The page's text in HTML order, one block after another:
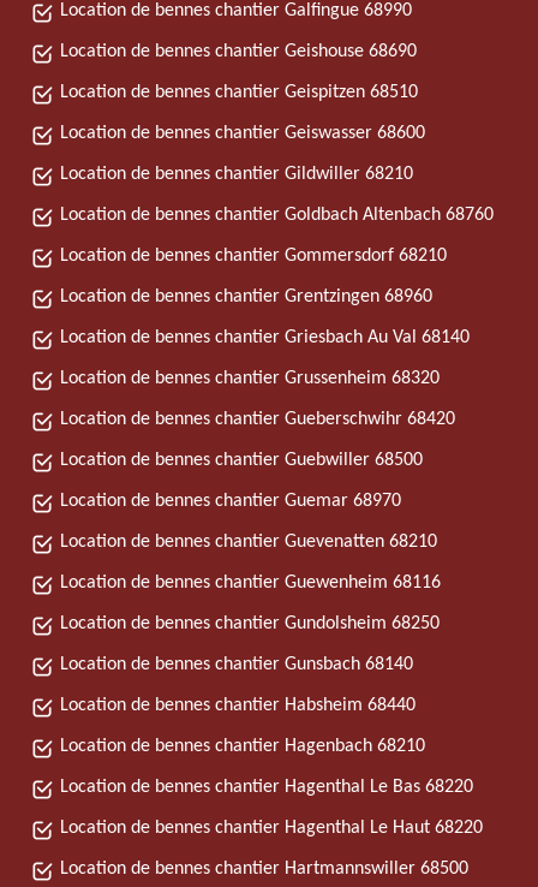
Location de bennes chantier Galfingue 68990
Location de bennes chantier Geishouse 68690
Location de bennes chantier Geispitzen 68510
Location de bennes chantier Geiswasser 68600
Location de bennes chantier Gildwiller 68210
Location de bennes chantier Goldbach Altenbach 68760
Location de bennes chantier Gommersdorf 68210
Location de bennes chantier Grentzingen 68960
Location de bennes chantier Griesbach Au Val 68140
Location de bennes chantier Grussenheim 68320
Location de bennes chantier Gueberschwihr 68420
Location de bennes chantier Guebwiller 68500
Location de bennes chantier Guemar 68970
Location de bennes chantier Guevenatten 68210
Location de bennes chantier Guewenheim 68116
Location de bennes chantier Gundolsheim 68250
Location de bennes chantier Gunsbach 68140
Location de bennes chantier Habsheim 68440
Location de bennes chantier Hagenbach 68210
Location de bennes chantier Hagenthal Le Bas 68220
Location de bennes chantier Hagenthal Le Haut 68220
Location de bennes chantier Hartmannswiller 68500